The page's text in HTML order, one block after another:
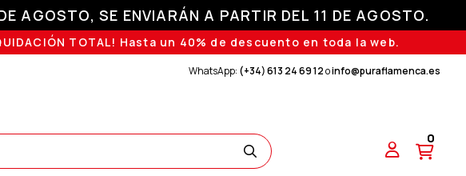
AGOSTO, SE ENVIARÁN A PARTIR DEL 11 DE AGOSTO.
TOTAL! Hasta un 40% de descuento en toda la web.
WhatsApp: (+34) 613 24 69 12oinfo@puraflamenca.es
0